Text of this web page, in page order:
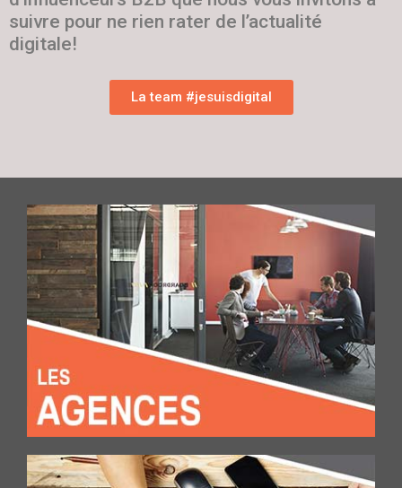
suivre pour ne rien rater de l’actualité
digitale!
La team #jesuisdigital